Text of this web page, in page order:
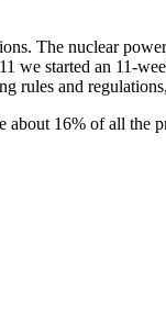
The nuclear
we started an 11-
rules and
about 16% of all